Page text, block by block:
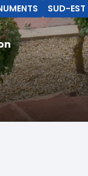
SUD-EST